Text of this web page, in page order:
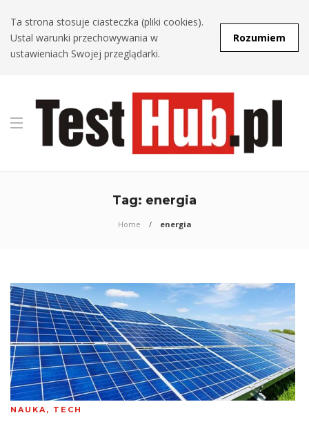
Ta strona stosuje ciasteczka (pliki cookies).
Ustal warunki przechowywania w
ustawieniach Swojej przeglądarki.
Rozumiem
Tag: energia
Home energia
NAUKA, TECH